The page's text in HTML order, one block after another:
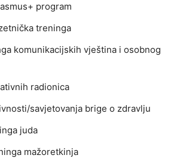
program
treninga
komunikacijskih vještina i osobnog
radionica
savjetovanja brige o zdravlju
juda
mažoretkinja